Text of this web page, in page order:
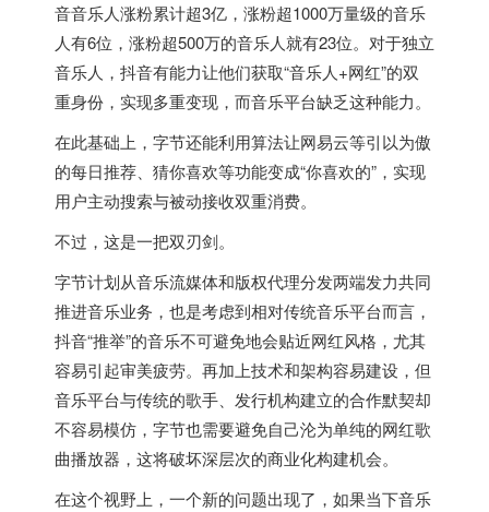
音音乐人涨粉累计超3亿，涨粉超1000万量级的音乐
人有6位，涨粉超500万的音乐人就有23位。对于独立
音乐人，抖音有能力让他们获取“音乐人+网红”的双
重身份，实现多重变现，而音乐平台缺乏这种能力。
在此基础上，字节还能利用算法让网易云等引以为傲
的每日推荐、猜你喜欢等功能变成“你喜欢的”，实现
用户主动搜索与被动接收双重消费。
不过，这是一把双刃剑。
字节计划从音乐流媒体和版权代理分发两端发力共同
推进音乐业务，也是考虑到相对传统音乐平台而言，
抖音“推举”的音乐不可避免地会贴近网红风格，尤其
容易引起审美疲劳。再加上技术和架构容易建设，但
音乐平台与传统的歌手、发行机构建立的合作默契却
不容易模仿，字节也需要避免自己沦为单纯的网红歌
曲播放器，这将破坏深层次的商业化构建机会。
在这个视野上，一个新的问题出现了，如果当下音乐